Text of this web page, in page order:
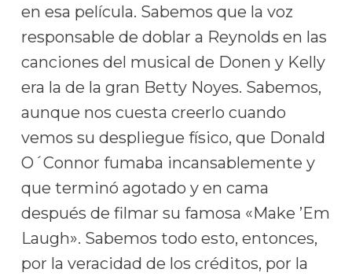
en esa película. Sabemos que la voz
responsable de doblar a Reynolds en las
canciones del musical de Donen y Kelly
era la de la gran Betty Noyes. Sabemos,
aunque nos cuesta creerlo cuando
vemos su despliegue físico, que Donald
O´Connor fumaba incansablemente y
que terminó agotado y en cama
después de filmar su famosa «Make ’Em
Laugh». Sabemos todo esto, entonces,
por la veracidad de los créditos, por la